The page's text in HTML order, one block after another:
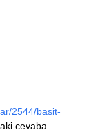
2544/basit-
cevaba